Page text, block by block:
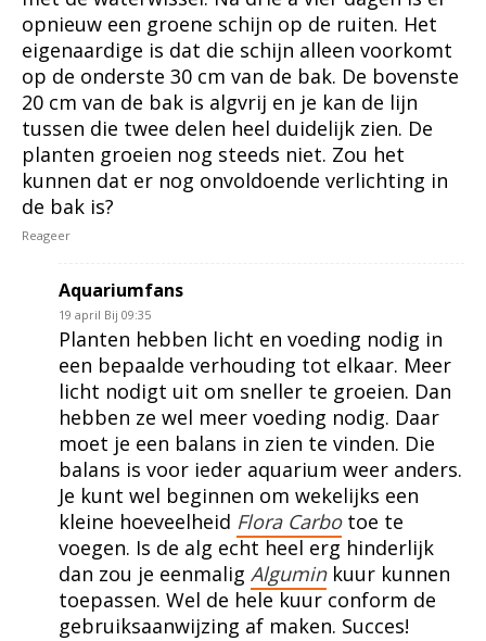
opnieuw een groene schijn op de ruiten. Het
eigenaardige is dat die schijn alleen voorkomt
op de onderste 30 cm van de bak. De bovenste
20 cm van de bak is algvrij en je kan de lijn
tussen die twee delen heel duidelijk zien. De
planten groeien nog steeds niet. Zou het
kunnen dat er nog onvoldoende verlichting in
de bak is?
Reageer
Aquariumfans
19 april Bij 09:35
Planten hebben licht en voeding nodig in
een bepaalde verhouding tot elkaar. Meer
licht nodigt uit om sneller te groeien. Dan
hebben ze wel meer voeding nodig. Daar
moet je een balans in zien te vinden. Die
balans is voor ieder aquarium weer anders.
Je kunt wel beginnen om wekelijks een
kleine hoeveelheid Flora Carbotoe te
voegen. Is de alg echt heel erg hinderlijk
dan zou je eenmalig Alguminkuur kunnen
toepassen. Wel de hele kuur conform de
gebruiksaanwijzing af maken. Succes!